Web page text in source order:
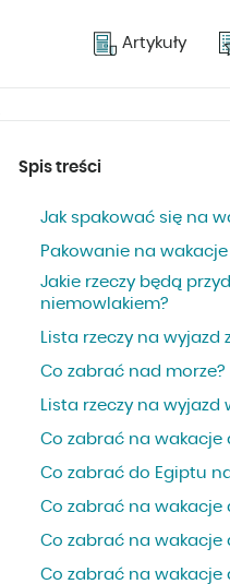
Artykuły
Spis treści
Jak spakować się na
Pakowanie na
Jakie rzeczy będą
niemowlakiem?
Lista rzeczy na wyjazd
Co zabrać nad morze?
Lista rzeczy na wyjazd
Co zabrać na wakacje
Co zabrać do Egiptu
Co zabrać na wakacje
Co zabrać na wakacje
Co zabrać na wakacje